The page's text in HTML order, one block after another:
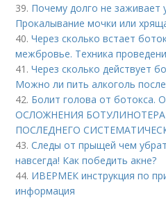
39. Почему долго не заживает
Прокалывание мочки или
40.Через сколько встает
межбровье. Техника
41.Через сколько действует
Можно ли пить алкоголь
42. Болит голова от
ОСЛОЖНЕНИЯ
ПОСЛЕДНЕГО
43.Следы от прыщей чем
навсегда! Как победить акне?
44. ИВЕРМЕК инструкция по
информация